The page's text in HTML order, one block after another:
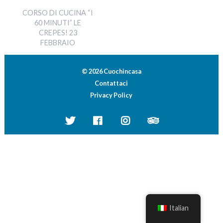
CORSO DI CUCINA “I
60 MINUTI” LE
CREPES! 23
FEBBRAIO
© 2026 Cuochincasa
Contattaci
Privacy Policy
Italian